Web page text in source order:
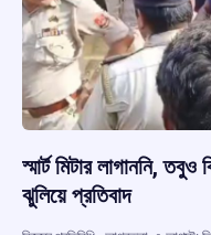
স্মার্ট মিটার লাগাননি,
ঝুলিয়ে প্রতিবাদ